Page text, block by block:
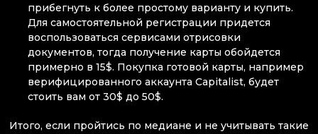
прибегнуть к более простому варианту и купить.
Для самостоятельной регистрации придется
воспользоваться сервисами отрисовки
документов, тогда получение карты обойдется
примерно в 15$. Покупка готовой карты, например
верифицированного аккаунта Capitalist, будет
стоить вам от 30$ до 50$.
Итого, если пройтись по медиане и не учитывать такие